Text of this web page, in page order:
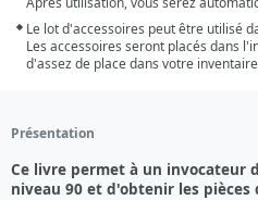
Le lot d'accessoires peut être utilisé
Les accessoires seront placés dans
d'assez de place dans votre
Présentation
Ce livre permet à un invocateur
niveau 90 et d'obtenir les